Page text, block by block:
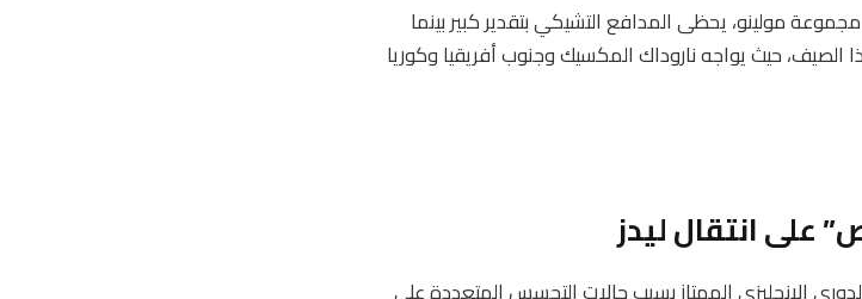
مولينو، يحظى المدافع التشيكي بتقدير كبير بينما
حيث يواجه ناروداك المكسيك وجنوب أفريقيا وكوريا
على انتقال ليدز
الإنجليزي الممتاز بسبب حالات التجسس المتعددة على